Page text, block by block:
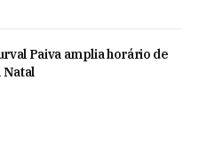
Paiva amplia horário de
Natal